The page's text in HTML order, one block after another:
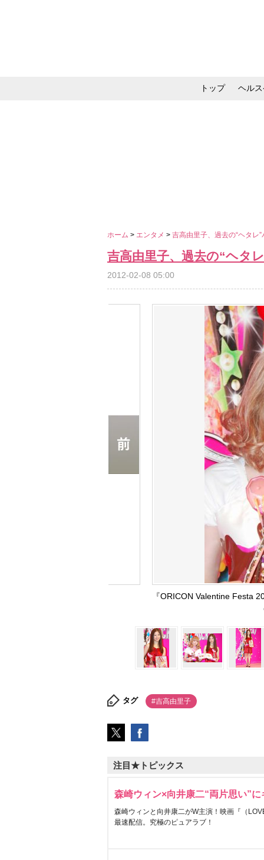
トップ ヘル
ホーム > エンタメ > 吉高由里子、過去の“ヘタレ
吉高由里子、過去の“ヘタ
2012-02-08 05:00
『ORICON Valentine Festa
タグ #吉高由里子
注目★トピックス
森崎ウィン×向井康二“両片思い”
森崎ウィンと向井康二がW主演！映画『（
最速配信。究極のピュアラブ！